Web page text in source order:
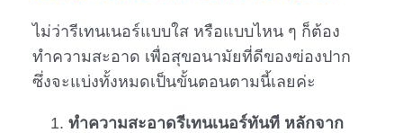
ไม่ว่ารีเทนเนอร์แบบใส หรือแบบไหน ๆ ก็ต้อง
ทำความสะอาด เพื่อสุขอนามัยที่ดีของฃ่องปาก
ซึ่งจะแบ่งทั้งหมดเป็นขั้นตอนตามนี้เลยค่ะ
ทำความสะอาดรีเทนเนอร์ทันที หลักจาก